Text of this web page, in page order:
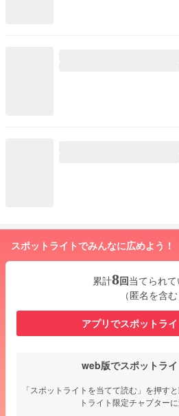
スポットライトでみんなに広めよう！
累計8回当てられて
（匿名を含む
アプリでスポットラ
web版でスポットラ
「スポットライトを当てて読む」を押す
トライト限定チャプターに